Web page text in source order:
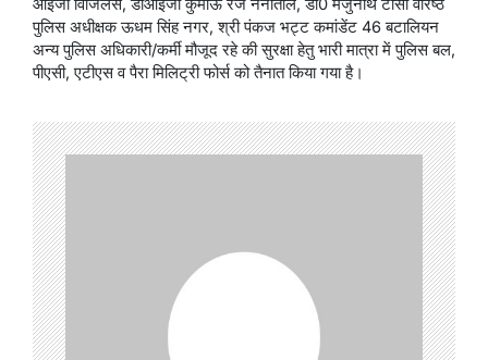
आईजी विजिलेंस, डीआईजी कुमाऊं रेंज नैनीताल, डॉ0 मंजुनाथ टीसी वरिष्ठ
पुलिस अधीक्षक ऊधम सिंह नगर, श्री पंकज भट्ट कमांडेंट 46 बटालियन
अन्य पुलिस अधिकारी/कर्मी मौजूद रहे की सुरक्षा हेतु भारी मात्रा में पुलिस बल,
पीएसी, एटीएस व पैरा मिलिट्री फोर्स को तैनात किया गया है।